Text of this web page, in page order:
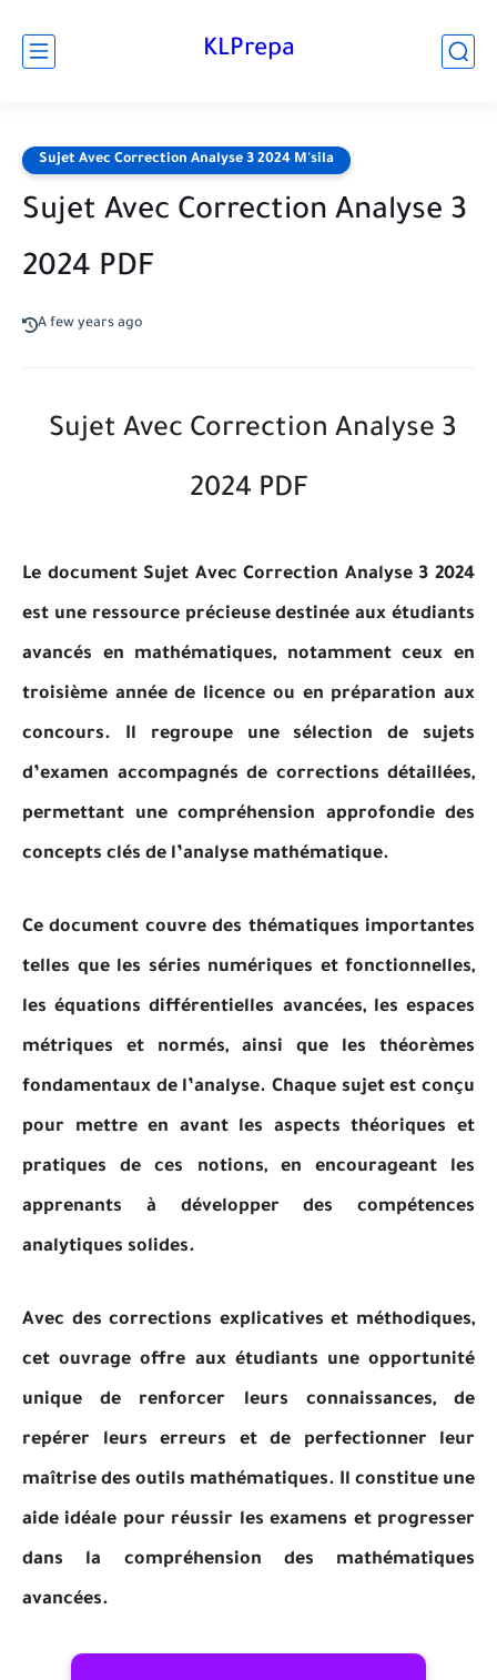
KLPrepa
Sujet Avec Correction Analyse 3 2024 M'sila
Sujet Avec Correction Analyse 3
2024 PDF
A few years ago
Sujet Avec Correction Analyse 3
2024 PDF
Le document Sujet Avec Correction Analyse 3 2024
est une ressource précieuse destinée aux étudiants
avancés en mathématiques, notamment ceux en
troisième année de licence ou en préparation aux
concours. Il regroupe une sélection de sujets
d’examen accompagnés de corrections détaillées,
permettant une compréhension approfondie des
concepts clés de l’analyse mathématique.
Ce document couvre des thématiques importantes
telles que les séries numériques et fonctionnelles,
les équations différentielles avancées, les espaces
métriques et normés, ainsi que les théorèmes
fondamentaux de l’analyse. Chaque sujet est conçu
pour mettre en avant les aspects théoriques et
pratiques de ces notions, en encourageant les
apprenants à développer des compétences
analytiques solides.
Avec des corrections explicatives et méthodiques,
cet ouvrage offre aux étudiants une opportunité
unique de renforcer leurs connaissances, de
repérer leurs erreurs et de perfectionner leur
maîtrise des outils mathématiques. Il constitue une
aide idéale pour réussir les examens et progresser
dans la compréhension des mathématiques
avancées.